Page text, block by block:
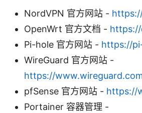
NordVPN 官方网站 -
OpenWrt 官方文档 -
Pi-hole 官方网站 - https://
WireGuard 官方网站 -
https://
pfSense 官方网站 - https://
Portainer 容器管理 -